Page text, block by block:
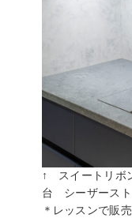
↑ スイートリボ
台 シーザースト
＊レッスンで販